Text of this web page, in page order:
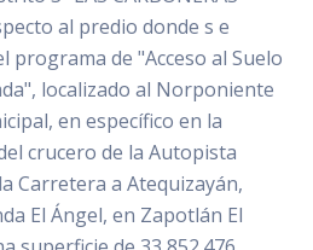
al predio donde s e
programa de "Acceso al Suelo
localizado al Norponiente
en específico en la
crucero de la Autopista
Carretera a Atequizayán,
El Ángel, en Zapotlán El